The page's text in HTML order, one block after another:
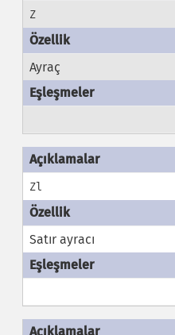
Z
Ayraç
Zl
Satır ayracı